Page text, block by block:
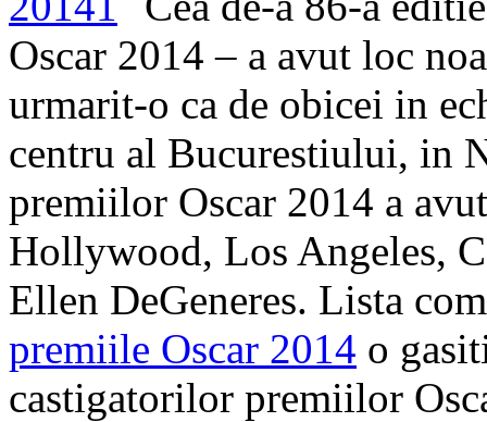
Oscar 2014 – a avut loc
urmarit-o ca de obicei in
centru al Bucurestiului, in
premiilor Oscar 2014 a
Hollywood, Los Angeles,
Ellen DeGeneres. Lista
premiile Oscar 2014 o
castigatorilor premiilor